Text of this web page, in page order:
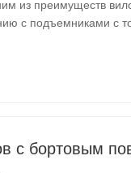
с подъемниками с
на складах
с бортовым